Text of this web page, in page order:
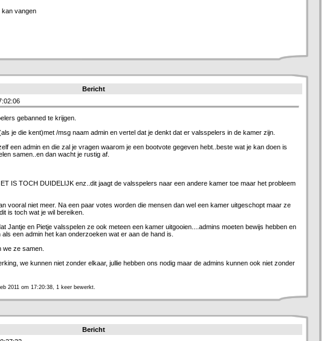
kan vangen
Bericht
gebanned te krijgen.
je die kent)met /msg naam admin en vertel dat je denkt dat er valsspelers in de kamer zijn.
een admin en die zal je vragen waarom je een bootvote gegeven hebt..beste wat je kan doen is
samen..en dan wacht je rustig af.
IS TOCH DUIDELIJK enz..dit jaagt de valsspelers naar een andere kamer toe maar het probleem
vooral niet meer. Na een paar votes worden die mensen dan wel een kamer uitgeschopt maar ze
is toch wat je wil bereiken.
Jantje en Pietje valsspelen ze ook meteen een kamer uitgooien....admins moeten bewijs hebben en
een admin het kan onderzoeken wat er aan de hand is.
we ze samen.
we kunnen niet zonder elkaar, jullie hebben ons nodig maar de admins kunnen ook niet zonder
2011 om 17:20:38, 1 keer bewerkt.
Bericht